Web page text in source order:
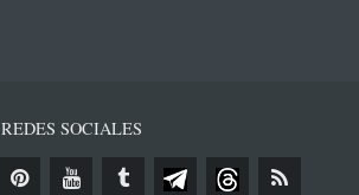
REDES SOCIALES